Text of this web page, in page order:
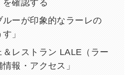
を確認する
ルーが印象的なラーレの
」
＆レストラン LALE（ラー
報・アクセス」